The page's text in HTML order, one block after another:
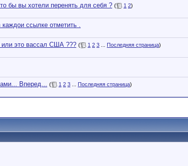
бы вы хотели перенять для себя ? ( 1 2)
ссылке отметить .
это вассал США ??? ( 1 2 3 Последняя страница)
Вперед... ( 1 2 3 Последняя страница)